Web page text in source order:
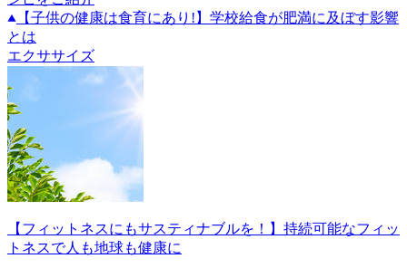
【子供の健康は食育にあり!】学校給食が肥満に及ぼす影響
とは
エクササイズ
【フィットネスにもサスティナブルを！】持続可能なフィッ
トネスで人も地球も健康に